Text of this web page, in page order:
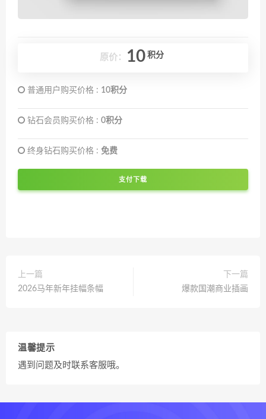
原价： 10 积分
普通用户购买价格 : 10积分
钻石会员购买价格 : 0积分
终身钻石购买价格 : 免费
支付下载
上一篇
2026马年新年挂幅条幅
下一篇
爆款国潮商业插画
温馨提示
遇到问题及时联系客服哦。